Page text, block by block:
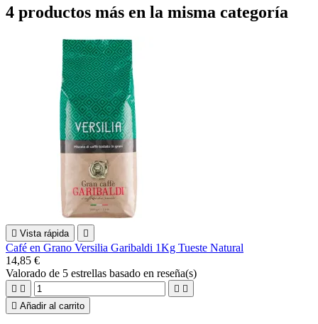
4 productos más en la misma categoría
 Vista rápida 
Café en Grano Versilia Garibaldi 1Kg Tueste Natural
14,85 €
Valorado de 5 estrellas basado en reseña(s)
   
 Añadir al carrito